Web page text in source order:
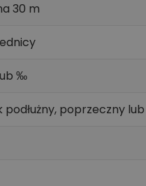
30 m
‰
podłużny, poprzeczny